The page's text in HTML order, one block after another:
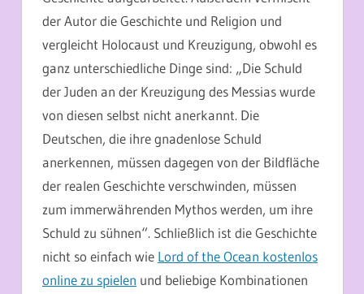
der Autor die Geschichte und Religion und
vergleicht Holocaust und Kreuzigung, obwohl es
ganz unterschiedliche Dinge sind: „Die Schuld
der Juden an der Kreuzigung des Messias wurde
von diesen selbst nicht anerkannt. Die
Deutschen, die ihre gnadenlose Schuld
anerkennen, müssen dagegen von der Bildfläche
der realen Geschichte verschwinden, müssen
zum immerwährenden Mythos werden, um ihre
Schuld zu sühnen“. Schließlich ist die Geschichte
nicht so einfach wie Lord of the Ocean kostenlos
online zu spielen und beliebige Kombinationen